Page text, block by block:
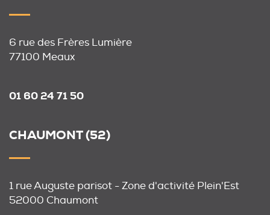
6 rue des Frères Lumière
77100 Meaux
01 60 24 71 50
CHAUMONT (52)
1 rue Auguste parisot - Zone d'activité Plein'Est
52000 Chaumont